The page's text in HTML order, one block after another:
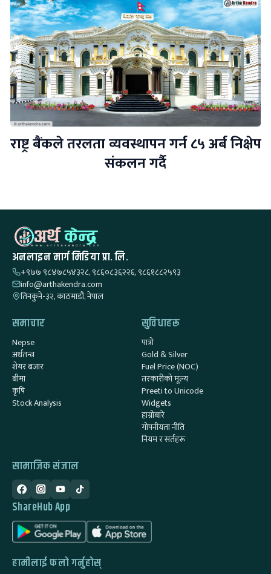
राष्ट्र बैंकले तरलता व्यवस्थापन गर्न ८५ अर्ब निक्षेप
संकलन गर्दै
अनलाइन मार्ग मिडिया प्रा. लि.
+९७७ ९८४७८५४३२८, ९८६०८३६२२६, ९८६१८८२५९३
info@arthakendra.com
तिनकुने-३२, काठमाडौं, नेपाल
समाचार
Nepse
अर्थतन्त्र
शेयर बजार
बीमा
कृषि
Stock Analysis
सुविधाहरू
पात्रो
Gold & Silver
Fuel Price (NOC)
तरकारीको मूल्य
Preeti to Unicode
Widgets
हाम्रोबारे
गोपनीयता नीति
नियम र सर्तहरू
सामाजिक संजाल
ShareHub App
हामीलाई फलो गर्नुहोस्